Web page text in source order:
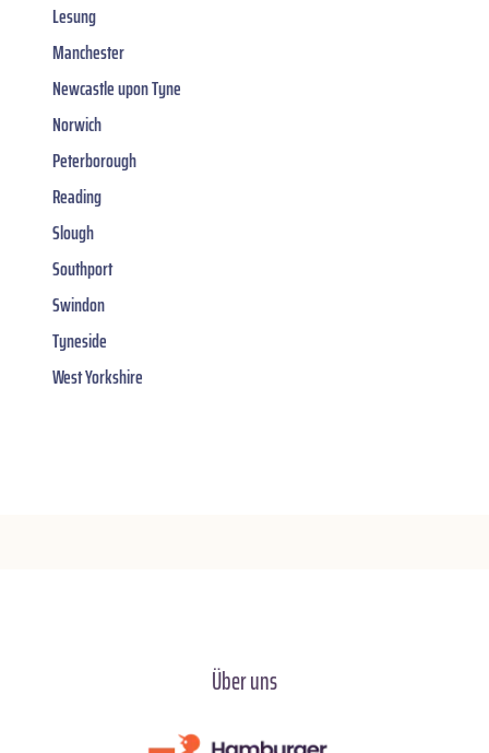
Lesung
Manchester
Newcastle upon Tyne
Norwich
Peterborough
Reading
Slough
Southport
Swindon
Tyneside
West Yorkshire
Über uns